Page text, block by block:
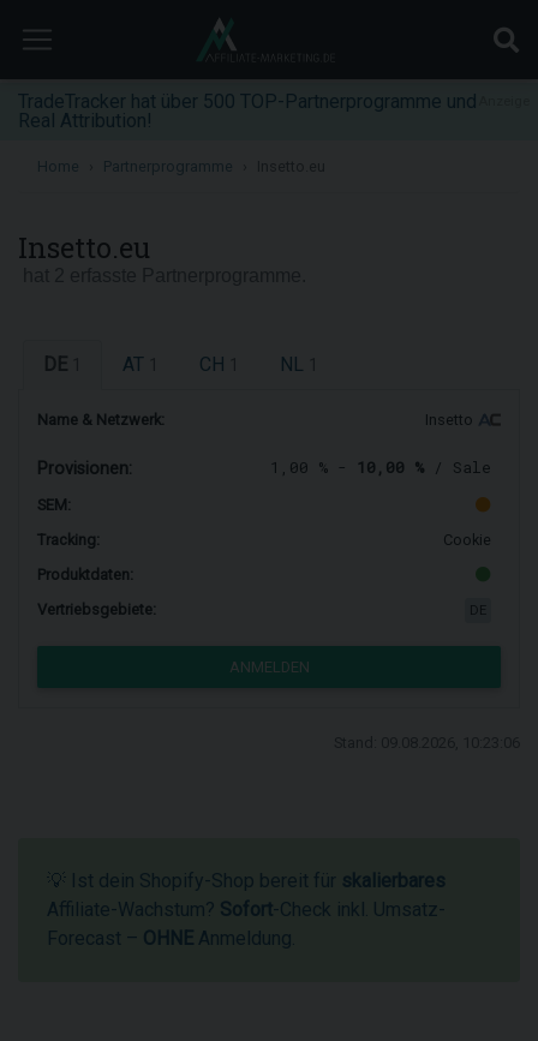
TradeTracker hat über 500 TOP-Partnerprogramme und
Real Attribution!
Home Partnerprogramme
Insetto.eu
DE AT CH NL
Name & Netzwerk: Insetto
Provisionen: 1,00 % - 10,00 % / Sale
SEM:
Tracking:
Cookie
Produktdaten:
Vertriebsgebiete:
ANMELDEN
💡 Ist dein Shopify-Shop bereit für skalierbares
Affiliate-Wachstum? Sofort-Check inkl. Umsatz-
Forecast – OHNE Anmeldung.